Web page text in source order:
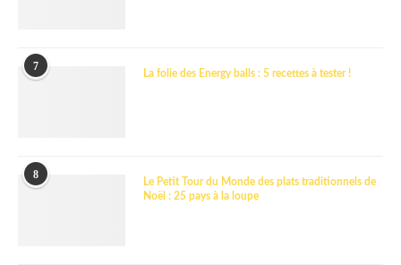
7
La folie des Energy balls : 5 recettes à tester !
8
Le Petit Tour du Monde des plats traditionnels de
Noël : 25 pays à la loupe